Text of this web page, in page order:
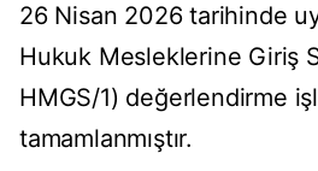
26 Nisan 2026 tarihinde
Hukuk Mesleklerine Giriş
HMGS/1) değerlendirme
tamamlanmıştır.